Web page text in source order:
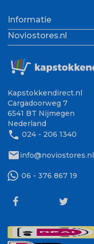
Informatie
Noviostores.nl
Kapstokkendirect.nl
Cargadoorweg 7
6541 BT Nijmegen
Nederland
phone 024 - 206 1340
mailinfo@noviostores.nl
06 - 376 867 19